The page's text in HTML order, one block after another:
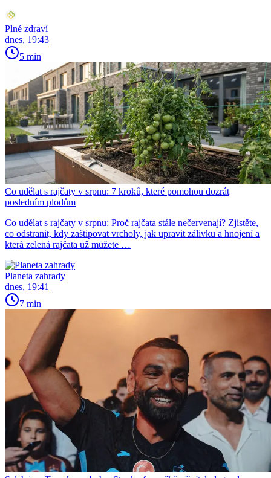
Plné zdraví
dnes, 19:43
5 min
Co udělat s rajčaty v srpnu: 7 kroků, které pomohou dozrát
posledním plodům
Co udělat s rajčaty v srpnu: Proč rajčata stále nečervenají? Zjistěte,
co odstranit, kdy zaštipovat vrcholy, jak upravit zálivku a hnojení a
která zelená rajčata už můžete …
Planeta zahrady
dnes, 19:41
7 min